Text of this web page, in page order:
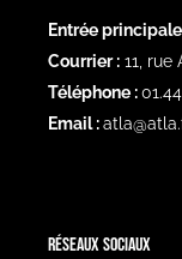
Entrée
Courrier : 11, rue
Téléphone :
Email :
Réseaux sociaux